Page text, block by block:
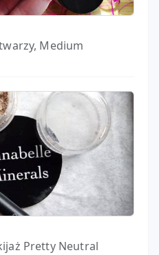
Medium
Pretty Neutral